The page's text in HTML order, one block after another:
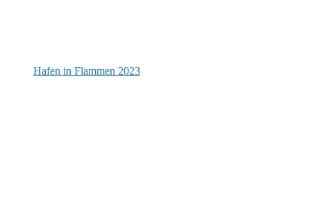
Hafen in Flammen 2023